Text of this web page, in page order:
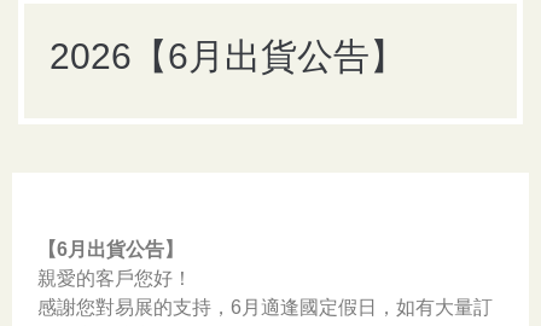
2026【6月出貨公告】
【6月出貨公告】
親愛的客戶您好！
感謝您對易展的支持，6月適逢國定假日，如有大量訂